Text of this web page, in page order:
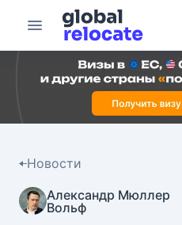
Новости
Александр Мюллер
Вольф